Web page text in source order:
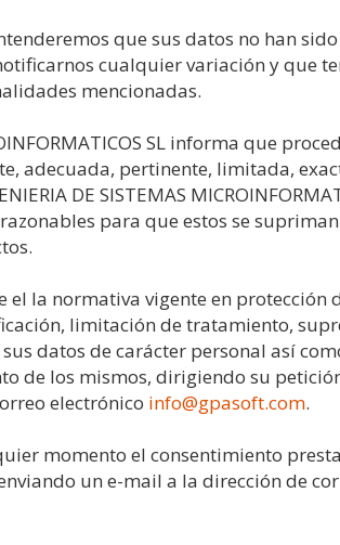
que sus datos no han sido
cualquier variación y que
mencionadas.
SL informa que
adecuada, pertinente, limitada,
DE SISTEMAS
para que estos se
el la normativa vigente en protección
limitación de tratamiento,
datos de carácter personal así
de los mismos, dirigiendo su
electrónico info@gpasoft.com.
momento el consentimiento
un e-mail a la dirección de